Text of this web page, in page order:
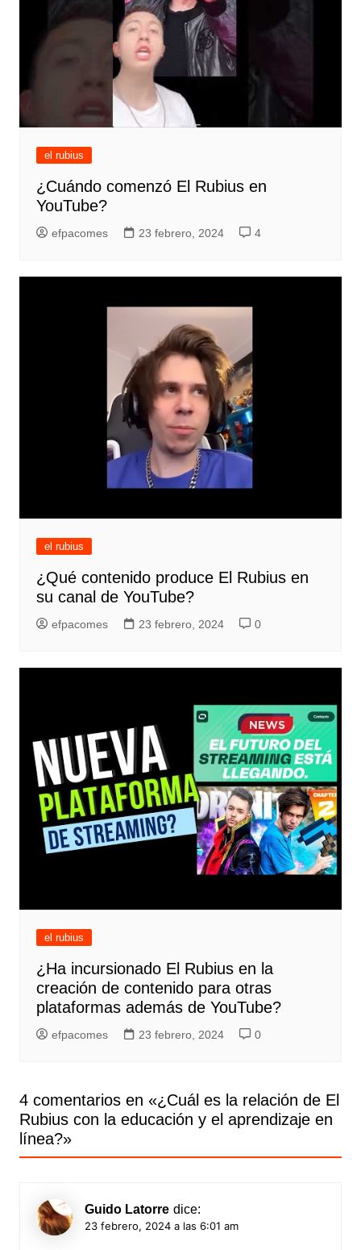
el rubius
¿Cuándo comenzó El Rubius en
YouTube?
efpacomes 23 febrero, 2024 4
el rubius
¿Qué contenido produce El Rubius en
su canal de YouTube?
efpacomes 23 febrero, 2024 0
el rubius
¿Ha incursionado El Rubius en la
creación de contenido para otras
plataformas además de YouTube?
efpacomes 23 febrero, 2024 0
4 comentarios en «¿Cuál es la relación de El
Rubius con la educación y el aprendizaje en
línea?»
Guido Latorre dice:
23 febrero, 2024 a las 6:01 am